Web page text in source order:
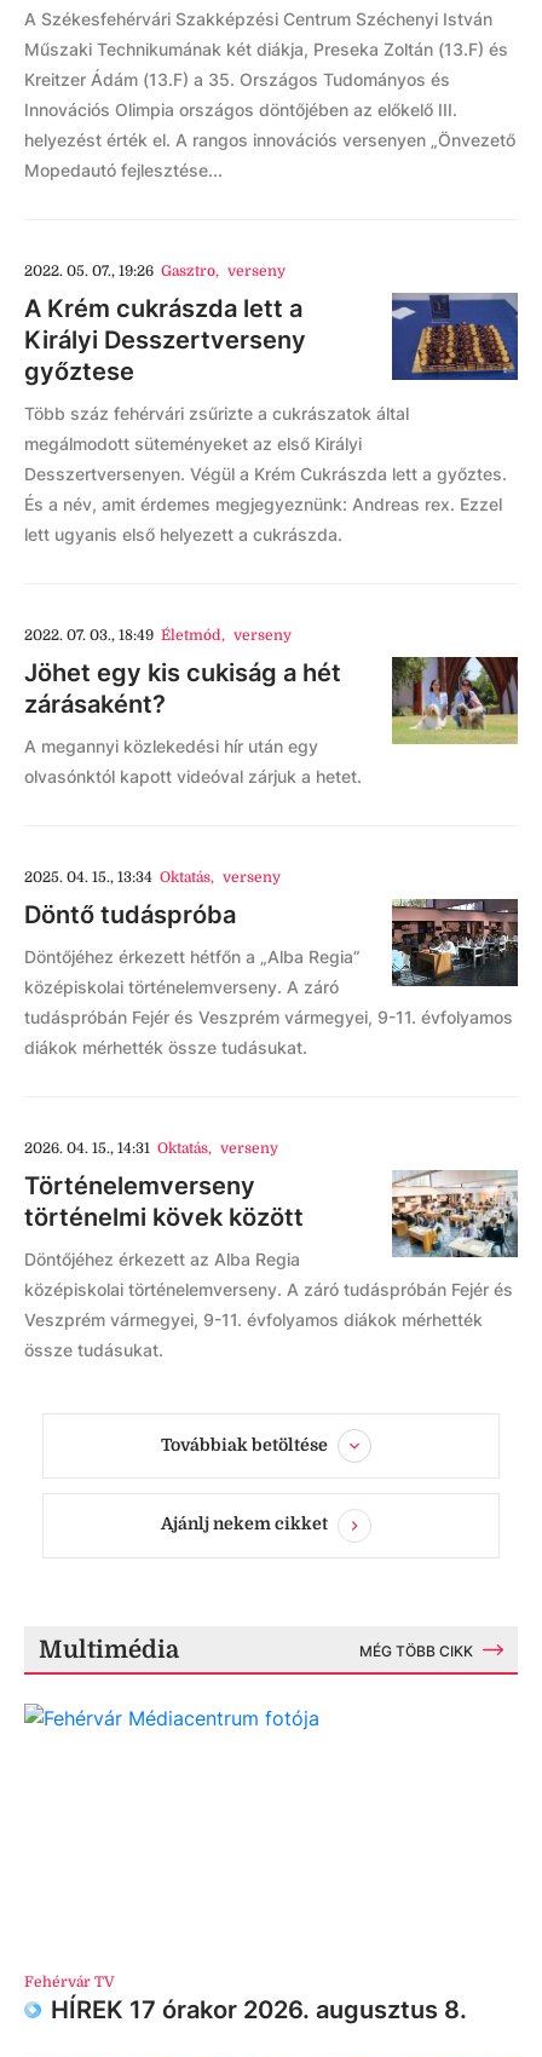
A Székesfehérvári Szakképzési Centrum Széchenyi István
Műszaki Technikumának két diákja, Preseka Zoltán (13.F) és
Kreitzer Ádám (13.F) a 35. Országos Tudományos és
Innovációs Olimpia országos döntőjében az előkelő III.
helyezést érték el. A rangos innovációs versenyen „Önvezető
Mopedautó fejlesztése...
2022. 05. 07., 19:26 Gasztro, verseny
A Krém cukrászda lett a
Királyi Desszertverseny
győztese
Több száz fehérvári zsűrizte a cukrászatok által
megálmodott süteményeket az első Királyi
Desszertversenyen. Végül a Krém Cukrászda lett a győztes.
És a név, amit érdemes megjegyeznünk: Andreas rex. Ezzel
lett ugyanis első helyezett a cukrászda.
2022. 07. 03., 18:49 Életmód, verseny
Jöhet egy kis cukiság a hét
zárásaként?
A megannyi közlekedési hír után egy
olvasónktól kapott videóval zárjuk a hetet.
2025. 04. 15., 13:34 Oktatás, verseny
Döntő tudáspróba
Döntőjéhez érkezett hétfőn a „Alba Regia”
középiskolai történelemverseny. A záró
tudáspróbán Fejér és Veszprém vármegyei, 9-11. évfolyamos
diákok mérhették össze tudásukat.
2026. 04. 15., 14:31 Oktatás, verseny
Történelemverseny
történelmi kövek között
Döntőjéhez érkezett az Alba Regia
középiskolai történelemverseny. A záró tudáspróbán Fejér és
Veszprém vármegyei, 9-11. évfolyamos diákok mérhették
össze tudásukat.
Továbbiak betöltése
Ajánlj nekem cikket
Multimédia MÉG TÖBB CIKK
Fehérvár TV
HÍREK 17 órakor 2026. augusztus 8.